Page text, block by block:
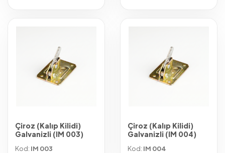
Çiroz (Kalıp Kilidi)
Galvanizli (IM 003)
Kod: IM 003
Çiroz (Kalıp Kilidi)
Galvanizli (IM 004)
Kod: IM 004